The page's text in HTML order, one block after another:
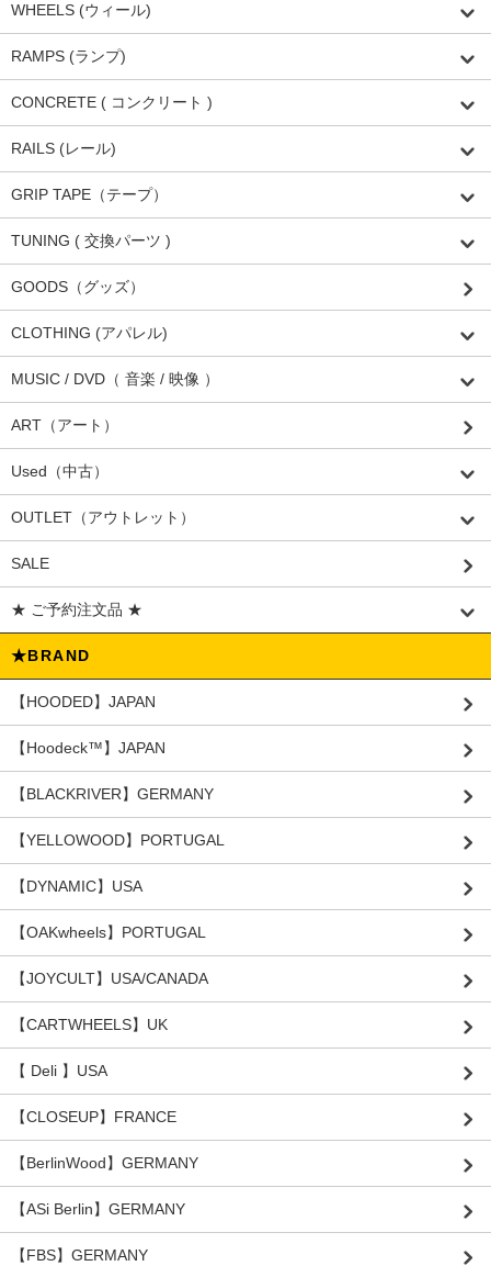
WHEELS (ウィール)
RAMPS (ランプ)
CONCRETE ( コンクリート )
RAILS (レール)
GRIP TAPE（テープ）
TUNING ( 交換パーツ )
GOODS（グッズ）
CLOTHING (アパレル)
MUSIC / DVD（ 音楽 / 映像 ）
ART（アート）
Used（中古）
OUTLET（アウトレット）
SALE
★ ご予約注文品 ★
★BRAND
【HOODED】JAPAN
【Hoodeck™️】JAPAN
【BLACKRIVER】GERMANY
【YELLOWOOD】PORTUGAL
【DYNAMIC】USA
【OAKwheels】PORTUGAL
【JOYCULT】USA/CANADA
【CARTWHEELS】UK
【 Deli 】USA
【CLOSEUP】FRANCE
【BerlinWood】GERMANY
【ASi Berlin】GERMANY
【FBS】GERMANY